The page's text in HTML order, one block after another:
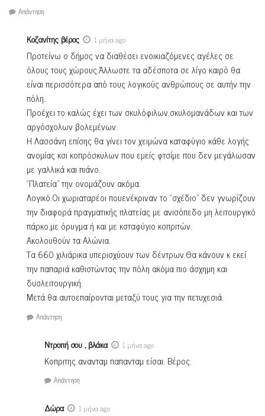
Απάντηση
Κοζανίτης βέρος 1 μήνα ago
Προτείνω ο δήμος να διαθέσει ενοικιαζόμενες αγέλες σε
όλους τους χώρους.Άλλωστε τα αδέσποτα σε λίγο καιρό θα
είναι περισσότερα από τους λογικούς ανθρώπους σε αυτήν την
πόλη.
Προέχει το καλώς έχει των σκυλόφιλων,σκυλομανάδων και των
αργόσχολων βολεμένων.
Η Λασσάνη επίσης θα γίνει τον χειμώνα καταφύγιο κάθε λογής
ανομίας κσι κοπρόσκυλων που εμείς φτσίμε που δεν μεγάλωσαν
με γαλλικά και πιάνο.
“Πλατεία” την ονομάζουν ακόμα.
Λογικό.Οι χωριαταρέοι πουενέκριναν το “σχέδιο” δεν γνωρίζουν
την διαφορά πραγματικής πλατείας με ανισόπεδο μη λειτουργικό
πάρκο,με όρυγμα ή και με κσταφύγιο κοπριτών.
Ακολουθούν τα Αλώνια.
Τα 660 χιλιάρικα υπερισχύουν των δέντρων.Θα κάνουν κ εκεί
την παπαριά καθιστώντας την πόλη ακόμα πιο άσχημη και
δυσλειτουργική.
Μετά θα αυτοεπαίρονται μεταξύ τους για την πετυχεσιά.
Απάντηση
Ντροπή σου , βλάκα 1 μήνα ago
Κοπριτης ανανταμ παπανταμ είσαι. Βέρος.
Απάντηση
Δώρα 1 μήνα ago